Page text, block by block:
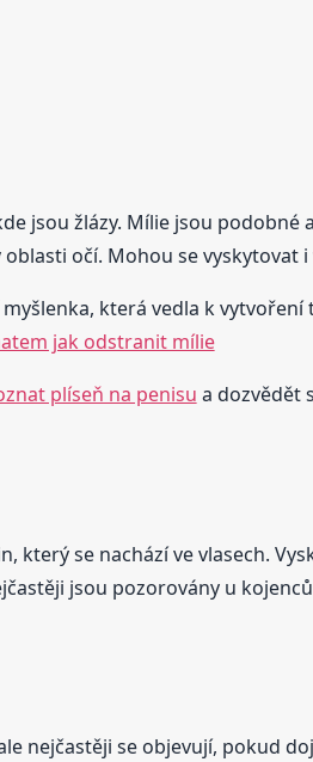
jsou žlázy. Mílie jsou
očí. Mohou se vyskytovat
která vedla k
jak odstranit mílie
plíseň na penisu a dozvědět
který se nachází ve vlasech.
jsou pozorovány u
nejčastěji se objevují, pokud